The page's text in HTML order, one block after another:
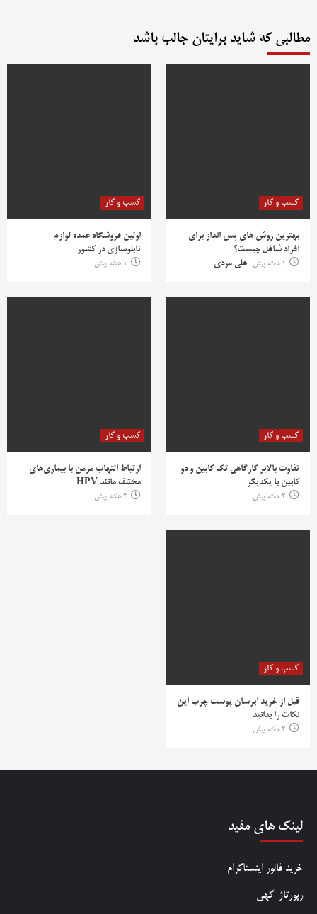
مطالبی که شاید برایتان جالب باشد
کسب و کار
بهترین روش‌ های پس‌ انداز برای
افراد شاغل چیست؟
1 هفته پیش
علی مردی
کسب و کار
اولین فروشگاه عمده لوازم
تابلوسازی در کشور
1 هفته پیش
کسب و کار
تفاوت بالابر کارگاهی تک کابین و دو
کابین با یکدیگر
2 هفته پیش
کسب و کار
ارتباط التهاب مزمن با بیماری‌های
مختلف مانند HPV
2 هفته پیش
کسب و کار
قبل از خرید آبرسان پوست چرب این
نکات را بدانید
2 هفته پیش
لینک های مفید
خرید فالور اینستاگرام
رپورتاژ آگهی